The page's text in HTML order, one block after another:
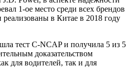
1-ое место среди всех брендов
в Китае в 2018 году
тест C-NCAP и получила 5 из 5
доказательством
для водителей, так и для